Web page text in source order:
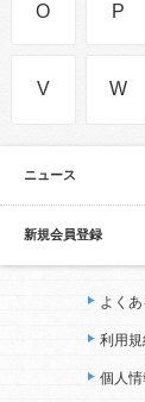
O P
V W
ニュース
新規会員登録
よく
利用
個人